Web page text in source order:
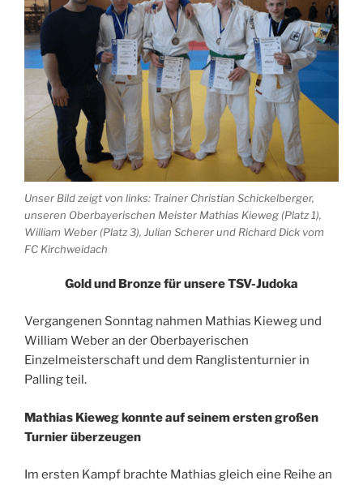
Unser Bild zeigt von links: Trainer Christian Schickelberger,
unseren Oberbayerischen Meister Mathias Kieweg (Platz 1),
William Weber (Platz 3), Julian Scherer und Richard Dick vom
FC Kirchweidach
Gold und Bronze für unsere TSV-Judoka
Vergangenen Sonntag nahmen Mathias Kieweg und
William Weber an der Oberbayerischen
Einzelmeisterschaft und dem Ranglistenturnier in
Palling teil.
Mathias Kieweg konnte auf seinem ersten großen
Turnier überzeugen
Im ersten Kampf brachte Mathias gleich eine Reihe an